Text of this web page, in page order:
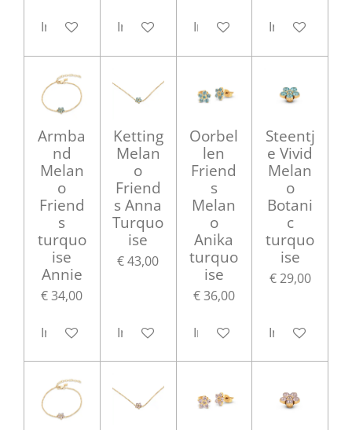
In winkelwagenIn winkelwagenIn winkelwagenIn
Armba
nd
Melan
o
Friend
s
turquo
ise
Annie
€ 34,00
In winkelwagen
Ketting
Melan
o
Friend
s Anna
Turquo
ise
€ 43,00
In winkelwagen
Oorbel
len
Friend
s
Melan
o
Anika
turquo
ise
€ 36,00
In winkelwagen
Steentj
e Vivid
Melan
o
Botani
c
turquo
ise
€ 29,00
In